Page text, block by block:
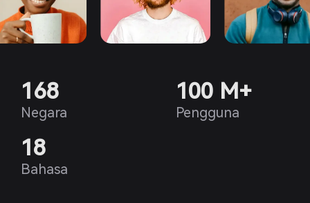
168
Negara
100 M+
Pengguna
18
Bahasa